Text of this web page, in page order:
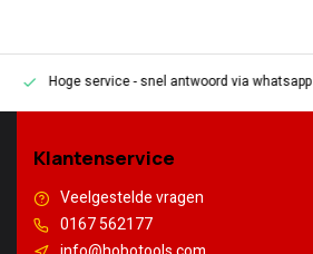
Hoge service- snel antwoord via whatsapp
Klantenservice
Veelgestelde vragen
0167 562177